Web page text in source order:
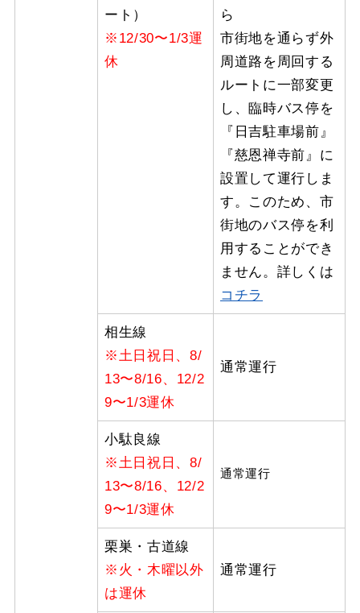
ート）
※12/30〜1/3運
休
ら
市街地を通らず外
周道路を周回する
ルートに一部変更
し、臨時バス停を
『日吉駐車場前』
『慈恩禅寺前』に
設置して運行しま
す。このため、市
街地のバス停を利
用することができ
ません。詳しくは
コチラ
相生線
※土日祝日、8/
13〜8/16、12/2
9〜1/3運休
通常運行
小駄良線
※土日祝日、8/
13〜8/16、12/2
9〜1/3運休
通常運行
栗巣・古道線
※火・木曜以外
は運休
通常運行